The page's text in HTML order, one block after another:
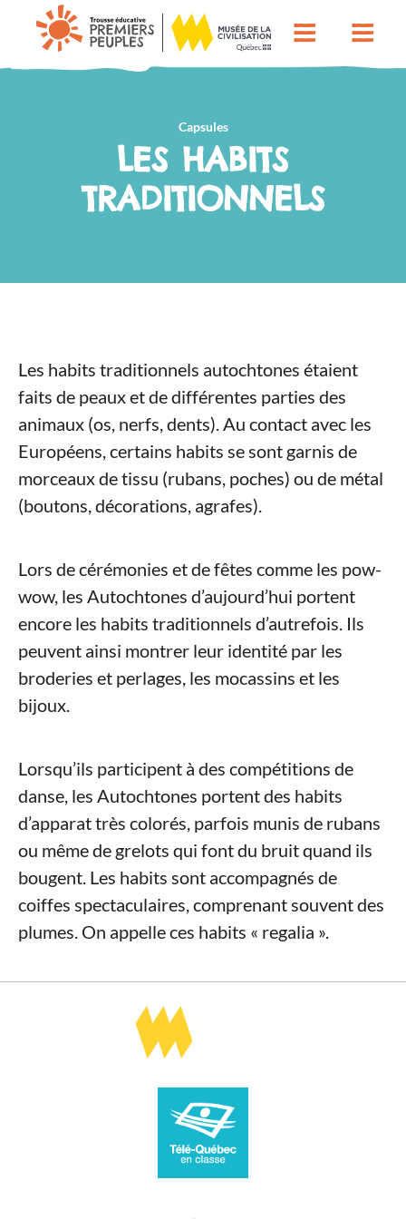
Capsules
LES HABITS
TRADITIONNELS
Les habits traditionnels autochtones étaient
faits de peaux et de différentes parties des
animaux (os, nerfs, dents). Au contact avec les
Européens, certains habits se sont garnis de
morceaux de tissu (rubans, poches) ou de métal
(boutons, décorations, agrafes).
Lors de cérémonies et de fêtes comme les pow-
wow, les Autochtones d’aujourd’hui portent
encore les habits traditionnels d’autrefois. Ils
peuvent ainsi montrer leur identité par les
broderies et perlages, les mocassins et les
bijoux.
Lorsqu’ils participent à des compétitions de
danse, les Autochtones portent des habits
d’apparat très colorés, parfois munis de rubans
ou même de grelots qui font du bruit quand ils
bougent. Les habits sont accompagnés de
coiffes spectaculaires, comprenant souvent des
plumes. On appelle ces habits « regalia ».